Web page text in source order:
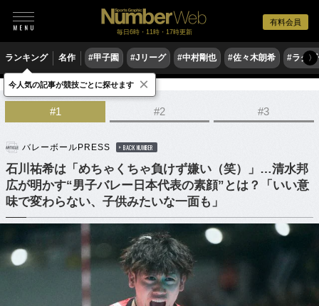
有料会員
毎日6時・11時・17時更新
ランキング 名作 #甲子園 #Jリーグ #中村剛也 #佐々木朗希 #ラグ〉
バレーボール バレーボール日本代表
#1 #2 #3
バレーボールPRESS BACK NUMBER
石川祐希は「めちゃくちゃ負けず嫌い（笑）」…清水邦
広が明かす“男子バレー日本代表の素顔”とは？「いい意
味で変わらない、子供みたいな一面も」
今人気の記事が競技ごとに探せます ×